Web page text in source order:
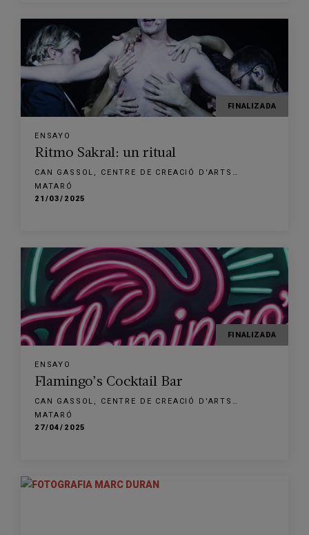
FINALIZADA
ENSAYO
Ritmo Sakral: un ritual
CAN GASSOL, CENTRE DE CREACIÓ D'ARTS
ESCÈNIQUES
MATARÓ
21/03/2025
FINALIZADA
ENSAYO
Flamingo’s Cocktail Bar
CAN GASSOL, CENTRE DE CREACIÓ D'ARTS
ESCÈNIQUES
MATARÓ
27/04/2025